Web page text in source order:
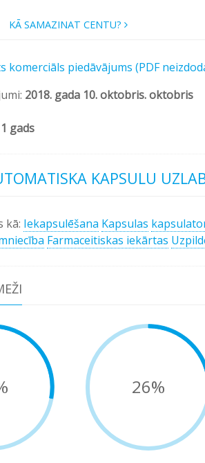
KĀ SAMAZINAT CENTU?
komerciāls piedāvājums (PDF
2018. gada 10. oktobris. oktobris
1 gads
KAPSULU
kā: Iekapsulēšana Kapsulas
Farmaceitiskas iekārtas
26%